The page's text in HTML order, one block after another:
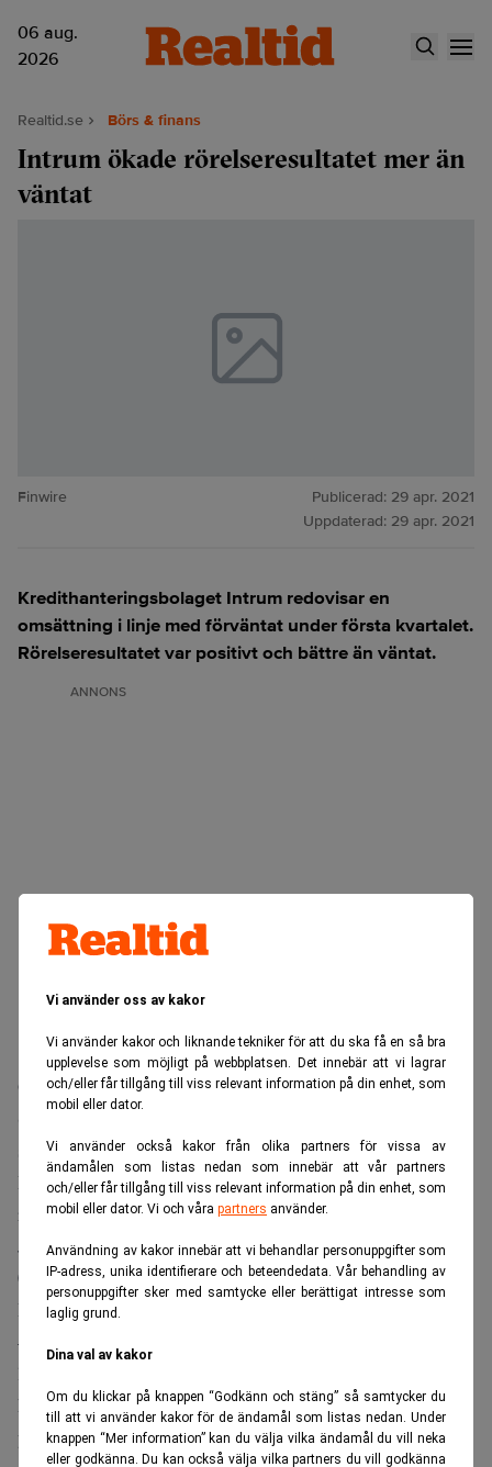
Vi använder oss av kakor
Vi använder kakor och liknande tekniker för att du ska få en så bra
upplevelse som möjligt på webbplatsen. Det innebär att vi lagrar
och/eller får tillgång till viss relevant information på din enhet, som
mobil eller dator.
Vi använder också kakor från olika partners för vissa av
ändamålen som listas nedan som innebär att vår partners
och/eller får tillgång till viss relevant information på din enhet, som
mobil eller dator. Vi och våra partners använder.
Användning av kakor innebär att vi behandlar personuppgifter som
IP-adress, unika identifierare och beteendedata. Vår behandling av
personuppgifter sker med samtycke eller berättigat intresse som
laglig grund.
Dina val av kakor
Om du klickar på knappen “Godkänn och stäng” så samtycker du
till att vi använder kakor för de ändamål som listas nedan. Under
knappen “Mer information” kan du välja vilka ändamål du vill neka
eller godkänna. Du kan också välja vilka partners du vill godkänna
06 aug.
2026
Realtid.se Börs & finans
Intrum ökade rörelseresultatet mer än
väntat
Finwire Publicerad: 29 apr. 2021
Uppdaterad: 29 apr. 2021
Kredithanteringsbolaget Intrum redovisar en
omsättning i linje med förväntat under första kvartalet.
Rörelseresultatet var positivt och bättre än väntat.
ANNONS
Omsättningen steg 26,0 procent till 4 200 miljoner kronor
sammanställt av bolaget som låg på 4 172.
Rörelseresultatet blev 1 531 miljoner kronor (459), väntat
rörelseresultat var 1 342.
Justerat rörelseresultat utföll på 1 535 miljoner kronor (1
095).
Resultat per aktie hamnade på 6,06 kronor (-0,25).
–Den finansiella utvecklingen under första kvartalet var i
kommentar. Han säger också att man ser genomgående en
positiv trend för alla segmenten.